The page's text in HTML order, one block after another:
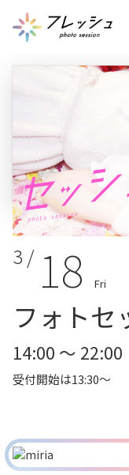
3 / 18 Fri
フォトセ
14:00 ～ 22:00
受付開始は13:30～